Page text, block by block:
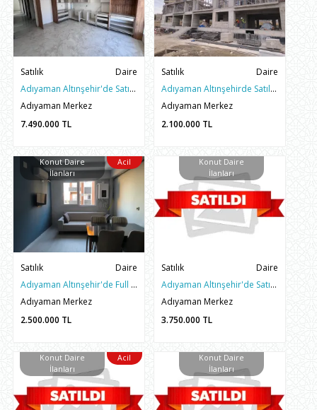
Satılık
Daire
Adıyaman Altınşehir'de Satılık 3.5+1 ARAKAT SIFIR DAİRE
Adıyaman Merkez
7.490.000 TL
Satılık
Daire
Adıyaman Altınşehirde Satılık 1+1 Sıfır Yapı Daireler
Adıyaman Merkez
2.100.000 TL
Konut Daire
İlanları
Acil
Satılık
Daire
Adıyaman Altınşehir'de Full Eşyalı Satılık 1+1 Sıfır Daire
Adıyaman Merkez
2.500.000 TL
Konut Daire
İlanları
Satılık
Daire
Adıyaman Altınşehir'de Satılık Manas batısı 200 m² genişliğinde 4+1 Lüks Daire
Adıyaman Merkez
3.750.000 TL
Konut Daire
İlanları
Acil
Konut Daire
İlanları